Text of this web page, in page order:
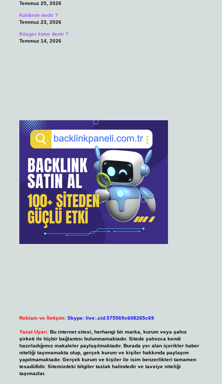
Temmuz 25, 2026
Kaldırım nedir ?
Temmuz 23, 2026
Köşger kime denir ?
Temmuz 14, 2026
Reklam ve İletişim: Skype: live:.cid.575569c608265c69
Yasal Uyarı: Bu internet sitesi, herhangi bir marka, kurum veya şahıs
şirketi ile hiçbir bağlantısı bulunmamaktadır. Sitede yalnızca kendi
hazırladığımız makaleler paylaşılmaktadır. Burada yer alan içerikler haber
niteliği taşımamakta olup, gerçek kurum ve kişiler hakkında paylaşım
yapılmamaktadır. Gerçek kurum ve kişiler ile isim benzerlikleri tamamen
tesadüfidir. Sitemizdeki bilgiler taslak halindedir ve tavsiye niteliği
taşımazlar.